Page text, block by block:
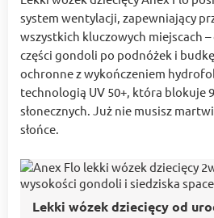
system wentylacji, zapewniający
wszystkich kluczowych miejscach
części gondoli po podnóżek i
ochronne z wykończeniem
technologią UV 50+, która blokuje
słonecznych. Już nie musisz
słońce.
Lekki wózek dziecięcy od